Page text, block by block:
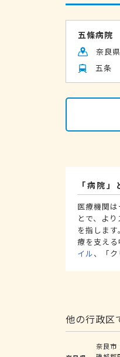
五條病院
奈良
五条
「病院
医療機関
とで、よ
を指しま
療を支える
イル、「
他の行政区
奈良市